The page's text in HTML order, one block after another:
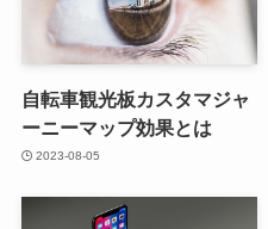
自転車観光板カスタマジャ
ーニーマップ効果とは
2023-08-05